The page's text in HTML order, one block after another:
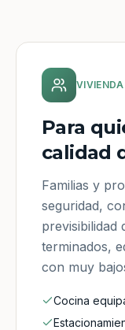
Para
calidad
Familias y
seguridad,
previsibilidad
terminados,
con muy
Cocina